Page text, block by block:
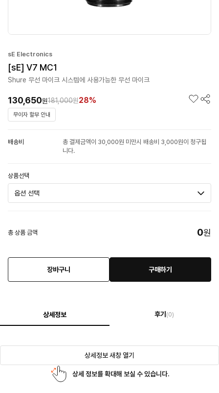
sE Electronics
[sE] V7 MC1
Shure 무선 마이크 시스템에 사용가능한 무선 마이크
130,650원181,000원28%
무이자 할부 안내
배송비
총 결제금액이 30,000원 미만시 배송비 3,000원이 청구됩
니다.
상품선택
총 상품 금액 0원
장바구니 구매하기
상세정보 후기 (0)
상세정보 새창 열기
상세 정보를 확대해 보실 수 있습니다.